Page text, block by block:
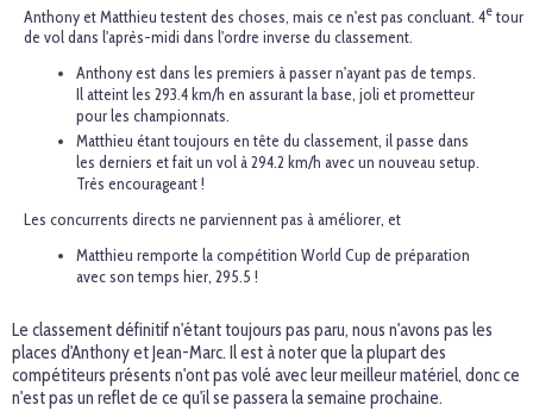
Anthony et Matthieu testent des choses, mais ce n'est pas concluant. 4e tour
de vol dans l'après-midi dans l'ordre inverse du classement.
Anthony est dans les premiers à passer n'ayant pas de temps.
Il atteint les 293.4 km/h en assurant la base, joli et prometteur
pour les championnats.
Matthieu étant toujours en tête du classement, il passe dans
les derniers et fait un vol à 294.2 km/h avec un nouveau setup.
Très encourageant !
Les concurrents directs ne parviennent pas à améliorer, et
Matthieu remporte la compétition World Cup de préparation
avec son temps hier, 295.5 !
Le classement définitif n'étant toujours pas paru, nous n'avons pas les
places d'Anthony et Jean-Marc. Il est à noter que la plupart des
compétiteurs présents n'ont pas volé avec leur meilleur matériel, donc ce
n'est pas un reflet de ce qu'il se passera la semaine prochaine.